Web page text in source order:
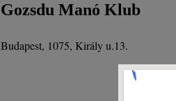
Gozsdu Manó Klub
Budapest, 1075, Király u.13.